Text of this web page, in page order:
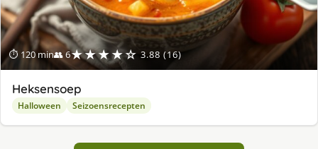
⏱ 120 min👥 6★★★★☆ 3.88 (16)
Heksensoep
Halloween Seizoensrecepten